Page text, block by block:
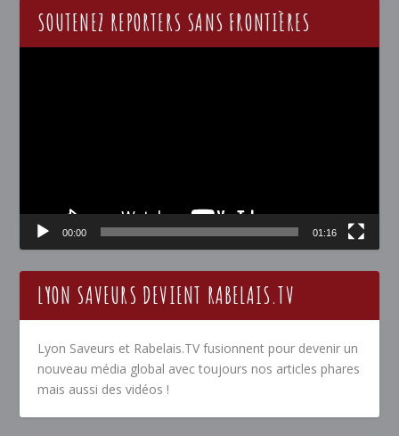
SOUTENEZ REPORTERS SANS FRONTIÈRES
00:00 01:16
LYON SAVEURS DEVIENT RABELAIS.TV
Lyon Saveurs et Rabelais.TV fusionnent pour devenir un
nouveau média global avec toujours nos articles phares
mais aussi des vidéos !